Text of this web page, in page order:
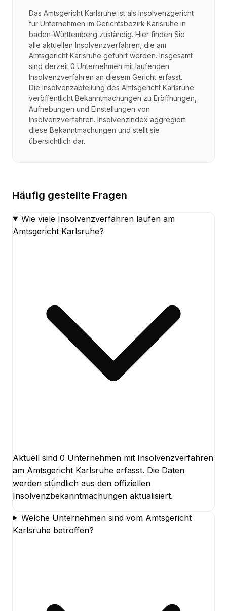
Das Amtsgericht Karlsruhe ist als Insolvenzgericht
für Unternehmen im Gerichtsbezirk Karlsruhe in
baden-Württemberg zuständig. Hier finden Sie
alle aktuellen Insolvenzverfahren, die am
Amtsgericht Karlsruhe geführt werden. Insgesamt
sind derzeit 0 Unternehmen mit laufenden
Insolvenzverfahren an diesem Gericht erfasst.
Die Insolvenzabteilung des Amtsgericht Karlsruhe
veröffentlicht Bekanntmachungen zu Eröffnungen,
Aufhebungen und Einstellungen von
Insolvenzverfahren. InsolvenzIndex aggregiert
diese Bekanntmachungen und stellt sie
übersichtlich dar.
Häufig gestellte Fragen
Wie viele Insolvenzverfahren laufen am
Amtsgericht Karlsruhe?
Aktuell sind 0 Unternehmen mit Insolvenzverfahren
am Amtsgericht Karlsruhe erfasst. Die Daten
werden stündlich aus den offiziellen
Insolvenzbekanntmachungen aktualisiert.
Welche Unternehmen sind vom Amtsgericht
Karlsruhe betroffen?